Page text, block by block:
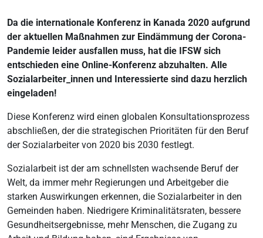
Da die internationale Konferenz in Kanada 2020 aufgrund
der aktuellen Maßnahmen zur Eindämmung der Corona-
Pandemie leider ausfallen muss, hat die IFSW sich
entschieden eine Online-Konferenz abzuhalten. Alle
Sozialarbeiter_innen und Interessierte sind dazu herzlich
eingeladen!
Diese Konferenz wird einen globalen Konsultationsprozess
abschließen, der die strategischen Prioritäten für den Beruf
der Sozialarbeiter von 2020 bis 2030 festlegt.
Sozialarbeit ist der am schnellsten wachsende Beruf der
Welt, da immer mehr Regierungen und Arbeitgeber die
starken Auswirkungen erkennen, die Sozialarbeiter in den
Gemeinden haben. Niedrigere Kriminalitätsraten, bessere
Gesundheitsergebnisse, mehr Menschen, die Zugang zu